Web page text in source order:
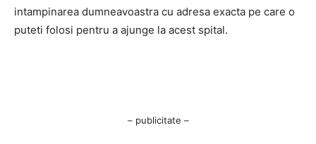
intampinarea dumneavoastra cu adresa exacta pe care o
puteti folosi pentru a ajunge la acest spital.
– publicitate –